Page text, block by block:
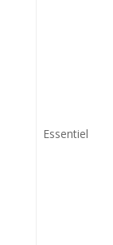
Essentiel